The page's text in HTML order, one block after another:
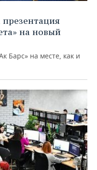
на новый
Барс» на месте, как и